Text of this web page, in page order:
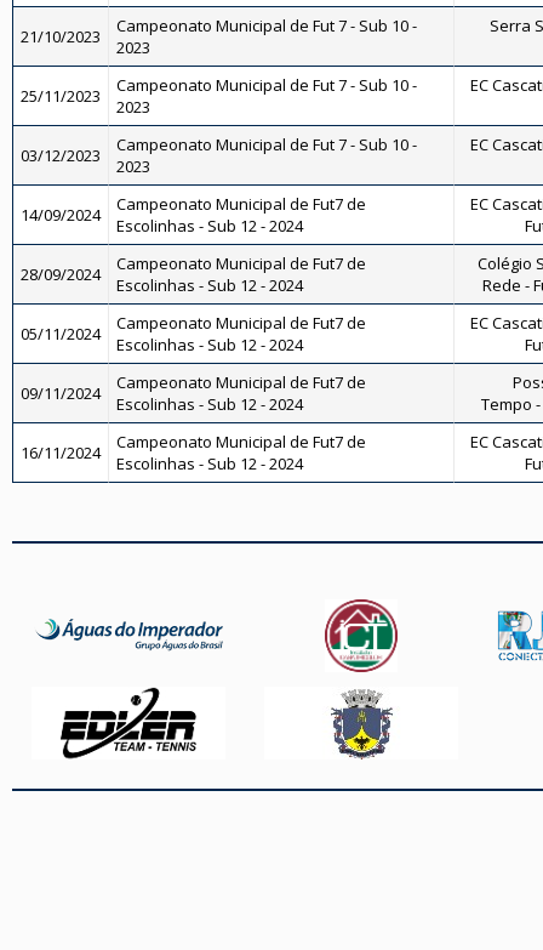
21/10/2023
Campeonato Municipal de Fut 7 - Sub 10 -
2023
Serra
25/11/2023
Campeonato Municipal de Fut 7 - Sub 10 -
2023
EC
03/12/2023
Campeonato Municipal de Fut 7 - Sub 10 -
2023
EC
14/09/2024
Campeonato Municipal de Fut7 de
Escolinhas - Sub 12 - 2024
EC
28/09/2024
Campeonato Municipal de Fut7 de
Escolinhas - Sub 12 - 2024
Colégio
Rede -
05/11/2024
Campeonato Municipal de Fut7 de
Escolinhas - Sub 12 - 2024
EC
09/11/2024
Campeonato Municipal de Fut7 de
Escolinhas - Sub 12 - 2024
Tempo
16/11/2024
Campeonato Municipal de Fut7 de
Escolinhas - Sub 12 - 2024
EC